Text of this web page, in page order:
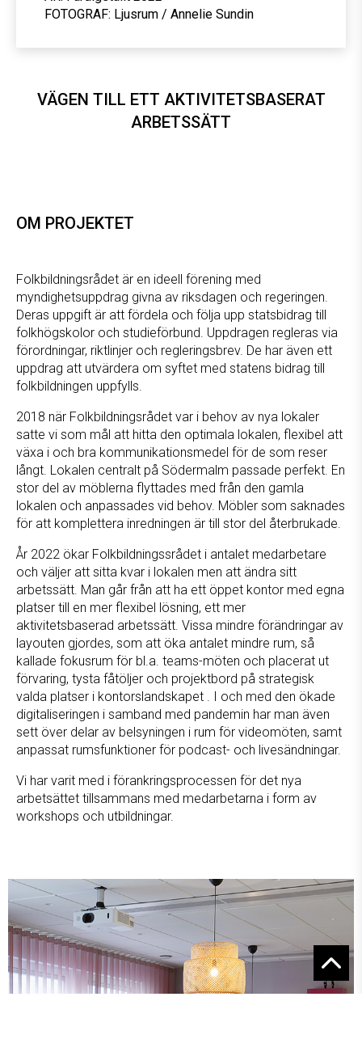
FOTOGRAF: Ljusrum / Annelie Sundin
VÄGEN TILL ETT AKTIVITETSBASERAT
ARBETSSÄTT
OM PROJEKTET
Folkbildningsrådet är en ideell förening med
myndighetsuppdrag givna av riksdagen och regeringen.
Deras uppgift är att fördela och följa upp statsbidrag till
folkhögskolor och studieförbund. Uppdragen regleras via
förordningar, riktlinjer och regleringsbrev. De har även ett
uppdrag att utvärdera om syftet med statens bidrag till
folkbildningen uppfylls.
2018 när Folkbildningsrådet var i behov av nya lokaler
satte vi som mål att hitta den optimala lokalen, flexibel att
växa i och bra kommunikationsmedel för de som reser
långt. Lokalen centralt på Södermalm passade perfekt. En
stor del av möblerna flyttades med från den gamla
lokalen och anpassades vid behov. Möbler som saknades
för att komplettera inredningen är till stor del återbrukade.
År 2022 ökar Folkbildningssrådet i antalet medarbetare
och väljer att sitta kvar i lokalen men att ändra sitt
arbetssätt. Man går från att ha ett öppet kontor med egna
platser till en mer flexibel lösning, ett mer
aktivitetsbaserad arbetssätt. Vissa mindre förändringar av
layouten gjordes, som att öka antalet mindre rum, så
kallade fokusrum för bl.a. teams-möten och placerat ut
förvaring, tysta fåtöljer och projektbord på strategisk
valda platser i kontorslandskapet . I och med den ökade
digitaliseringen i samband med pandemin har man även
sett över delar av belsyningen i rum för videomöten, samt
anpassat rumsfunktioner för podcast- och livesändningar.
Vi har varit med i förankringsprocessen för det nya
arbetsättet tillsammans med medarbetarna i form av
workshops och utbildningar.